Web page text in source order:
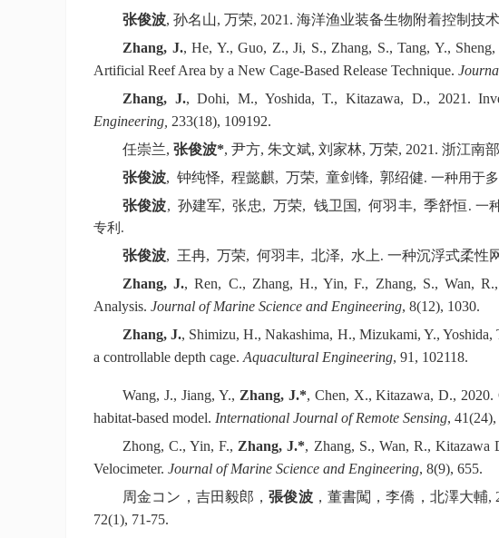
张俊波, 孙名山, 万荣, 2021. 海洋渔业装备生物附着控制技
Zhang, J., He, Y., Guo, Z., Ji, S., Zhang, S., Tang, Y.,
Artificial Reef Area by a New Cage-Based Release Technique.
Zhang, J., Dohi, M., Yoshida, T., Kitazawa, D., 2021.
Engineering, 233(18), 109192.
任崇兰, 张俊波*, 尹方, 朱文斌, 刘家林, 万荣, 2021. 浙江南
张俊波, 钟纯怿, 程懿麒, 万荣, 童剑锋, 郭绍健. 一种用于
张俊波, 孙建军,张忠, 万荣, 钱卫国 ,何羽丰, 季舒恒. 一
专利 .
张俊波, 王冉, 万荣, 何羽丰, 北泽, 水上. 一种沉浮式柔性
Zhang, J., Ren, C., Zhang, H., Yin, F., Zhang, S., Wan,
Analysis. Journal of Marine Science and Engineering, 8(12), 1030.
Zhang, J., Shimizu, H., Nakashima, H., Mizukami, Y.,
a controllable depth cage. Aquacultural Engineering, 91, 102118.
Wang, J., Jiang, Y., Zhang, J.*, Chen, X., Kitazawa, D., 2020.
habitat-based model. International Journal of Remote Sensing,
Zhong, C., Yin, F., Zhang, J.*, Zhang, S., Wan, R., Kitazawa
Velocimeter. Journal of Marine Science and Engineering, 8(9), 655.
周金コン，吉田毅郎，張俊波，董書闖，李僑，北澤大輔,
72(1), 71-75.